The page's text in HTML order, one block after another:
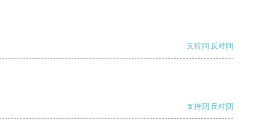
支持[0] 反对[0]
支持[0] 反对[0]